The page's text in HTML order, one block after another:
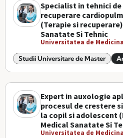
Specialist in tehnici
recuperare
(Terapie si
Sanatate Si Tehnic
Universitatea de
Studii Universitare de Master
Expert in auxologie
procesul de crestere
la copil si adolescent
Medical Sanatate Si
Universitatea de